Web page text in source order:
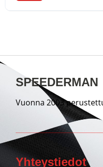
SPEEDERMAN
Vuonna 2003
Yhteystiedot